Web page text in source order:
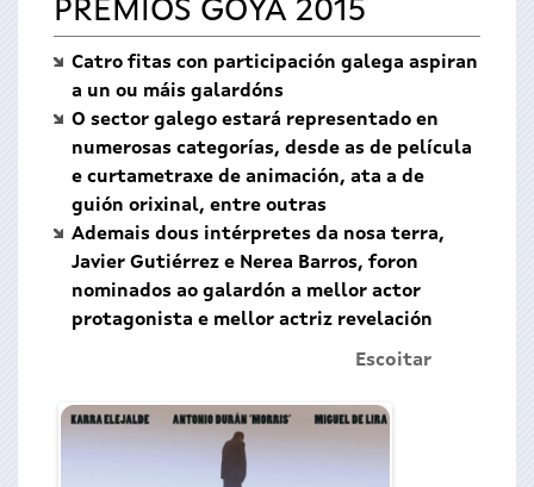
PREMIOS GOYA 2015
Catro fitas con participación galega aspiran
a un ou máis galardóns
O sector galego estará representado en
numerosas categorías, desde as de película
e curtametraxe de animación, ata a de
guión orixinal, entre outras
Ademais dous intérpretes da nosa terra,
Javier Gutiérrez e Nerea Barros, foron
nominados ao galardón a mellor actor
protagonista e mellor actriz revelación
Escoitar